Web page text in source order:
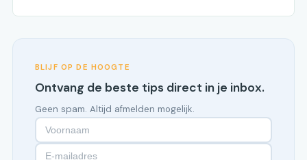
BLIJF OP DE HOOGTE
Ontvang de beste tips direct in je inbox.
Geen spam. Altijd afmelden mogelijk.